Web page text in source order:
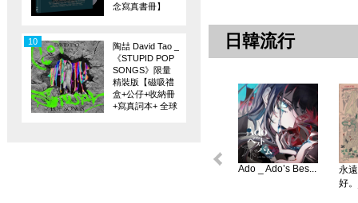
念寫真書冊】
陶喆 David Tao _
《STUPID POP
SONGS》限量
精裝版【磁吸禮
盒+公仔+收納冊
+寫真詞本+ 全球
10 日韓流行
Ado _ Ado’s Bes...
永
好